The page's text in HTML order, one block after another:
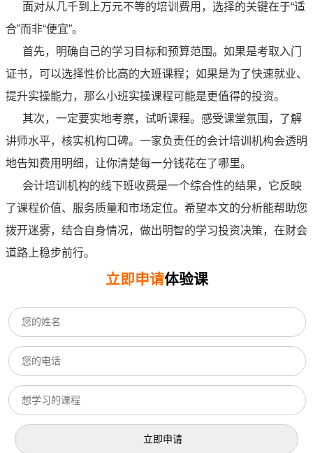
面对从几千到上万元不等的培训费用，选择的关键在于“适
合”而非“便宜”。
首先，明确自己的学习目标和预算范围。如果是考取入门
证书，可以选择性价比高的大班课程；如果是为了快速就业、
提升实操能力，那么小班实操课程可能是更值得的投资。
其次，一定要实地考察，试听课程。感受课堂氛围，了解
讲师水平，核实机构口碑。一家负责任的会计培训机构会透明
地告知费用明细，让你清楚每一分钱花在了哪里。
会计培训机构的线下班收费是一个综合性的结果，它反映
了课程价值、服务质量和市场定位。希望本文的分析能帮助您
拨开迷雾，结合自身情况，做出明智的学习投资决策，在财会
道路上稳步前行。
立即申请体验课